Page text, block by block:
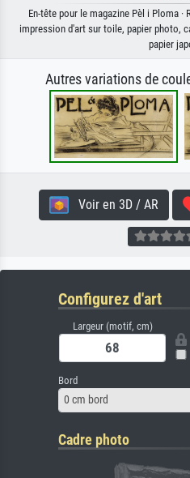
En-tête pour le magazine Pèl i Ploma ·
impression d'art sur toile, papier photo,
papier
Autres variations de
Voir en 3D / AR
Configurez d'art
Largeur (motif, cm)
Bord
0 cm bord
Cadre photo